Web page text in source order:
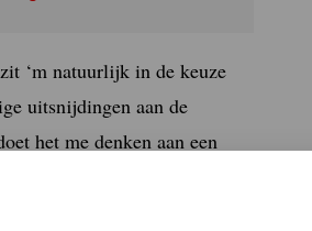
‘m natuurlijk in de keuze
uitsnijdingen aan de
het me denken aan een
sieradencollectie van haar
eigen garderobe. En de